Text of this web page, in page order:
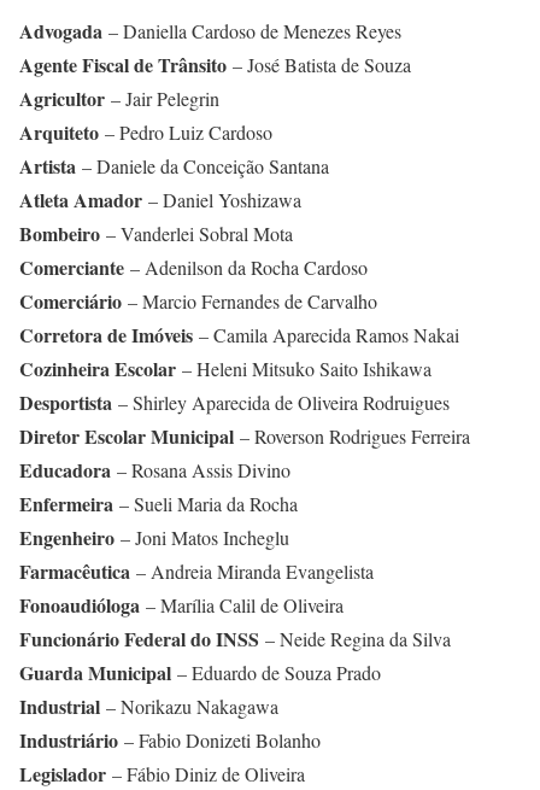
Advogada – Daniella Cardoso de Menezes Reyes
Agente Fiscal de Trânsito – José Batista de Souza
Agricultor – Jair Pelegrin
Arquiteto – Pedro Luiz Cardoso
Artista – Daniele da Conceição Santana
Atleta Amador – Daniel Yoshizawa
Bombeiro – Vanderlei Sobral Mota
Comerciante – Adenilson da Rocha Cardoso
Comerciário – Marcio Fernandes de Carvalho
Corretora de Imóveis – Camila Aparecida Ramos Nakai
Cozinheira Escolar – Heleni Mitsuko Saito Ishikawa
Desportista – Shirley Aparecida de Oliveira Rodruigues
Diretor Escolar Municipal – Roverson Rodrigues Ferreira
Educadora – Rosana Assis Divino
Enfermeira – Sueli Maria da Rocha
Engenheiro – Joni Matos Incheglu
Farmacêutica – Andreia Miranda Evangelista
Fonoaudióloga – Marília Calil de Oliveira
Funcionário Federal do INSS – Neide Regina da Silva
Guarda Municipal – Eduardo de Souza Prado
Industrial – Norikazu Nakagawa
Industriário – Fabio Donizeti Bolanho
Legislador – Fábio Diniz de Oliveira